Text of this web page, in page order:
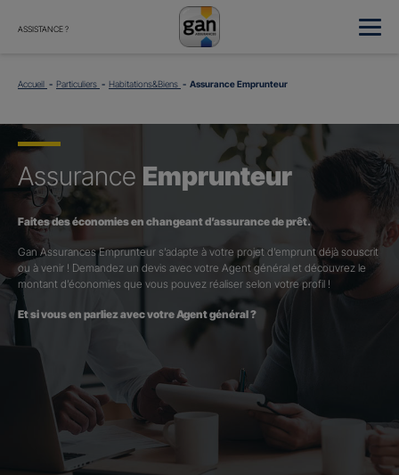
ASSISTANCE ?
Accueil Particuliers Habitations&Biens Assurance Emprunteur
Assurance Emprunteur
Faites des économies en changeant d’assurance de prêt.
Gan Assurances Emprunteur s’adapte à votre projet d’emprunt déjà souscrit
ou à venir ! Demandez un devis avec votre Agent général et découvrez le
montant d’économies que vous pouvez réaliser selon votre profil !
Et si vous en parliez avec votre Agent général ?